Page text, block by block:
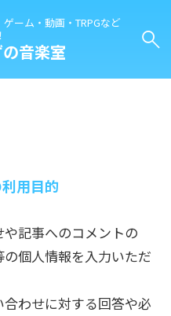
ーム・動画・TRPGなど
音楽室
用目的
記事へのコメントの
個人情報を入力いただ
わせに対する回答や必